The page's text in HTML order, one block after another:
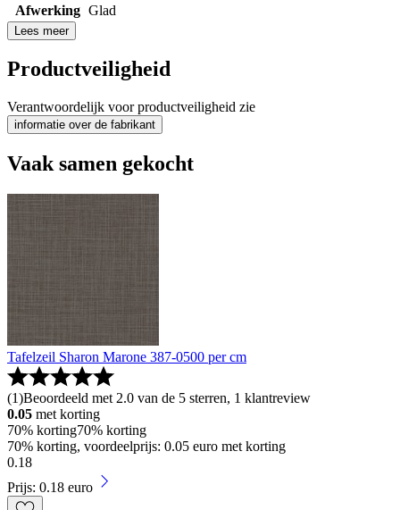
Afwerking Glad
Lees meer
Productveiligheid
Verantwoordelijk voor productveiligheid zie
informatie over de fabrikant
Vaak samen gekocht
Tafelzeil Sharon Marone 387-0500 per cm
(1)Beoordeeld met 2.0 van de 5 sterren, 1 klantreview
0.05 met korting
70% korting70% korting
70% korting, voordeelprijs: 0.05 euro met korting
0.18
Prijs: 0.18 euro